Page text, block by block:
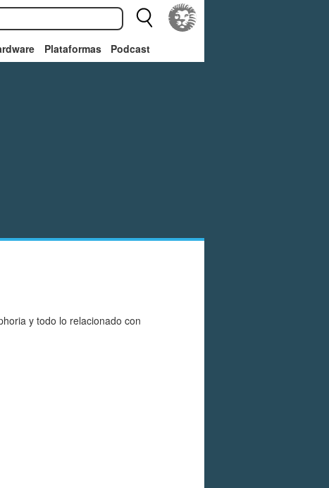
Plataformas Podcast
y todo lo relacionado con